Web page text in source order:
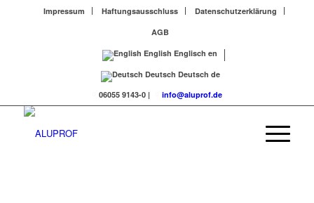
Impressum Haftungsausschluss
Datenschutzerklärung
AGB
English Englisch en
Deutsch Deutsch de
06055 9143-0 | info@aluprof.de